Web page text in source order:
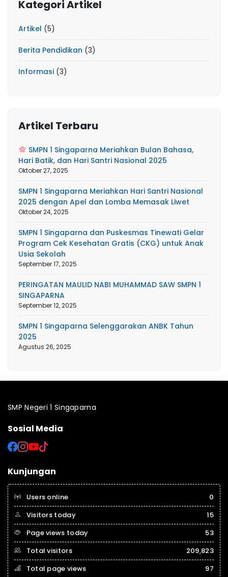
Kategori Artikel
Artikel (5)
Berita Pendidikan (3)
Informasi (3)
Artikel Terbaru
SMPN 1 Singaparna Meriahkan Bulan Bahasa,
Hari Batik, dan Hari Santri Nasional 2025
Oktober 27, 2025
SMPN 1 Singaparna Meriahkan Hari Santri Nasional
2025 dengan Apel dan Lomba Memasak Liwet
Oktober 24, 2025
SMPN 1 Singaparna dan Puskesmas Tinewati Gelar
Program Cek Kesehatan Gratis (CKG) untuk Anak
Usia Sekolah
September 17, 2025
PERINGATAN MAULID NABI MUHAMMAD SAW SMPN 1
SINGAPARNA
September 12, 2025
SMPN 1 Singaparna Selenggarakan ANBK Tahun
2025
Agustus 26, 2025
SMP Negeri 1 Singaparna
Sosial Media
Kunjungan
Users online
0
Visitors today
15
Page views today
53
Total visitors
209,823
Total page views
97